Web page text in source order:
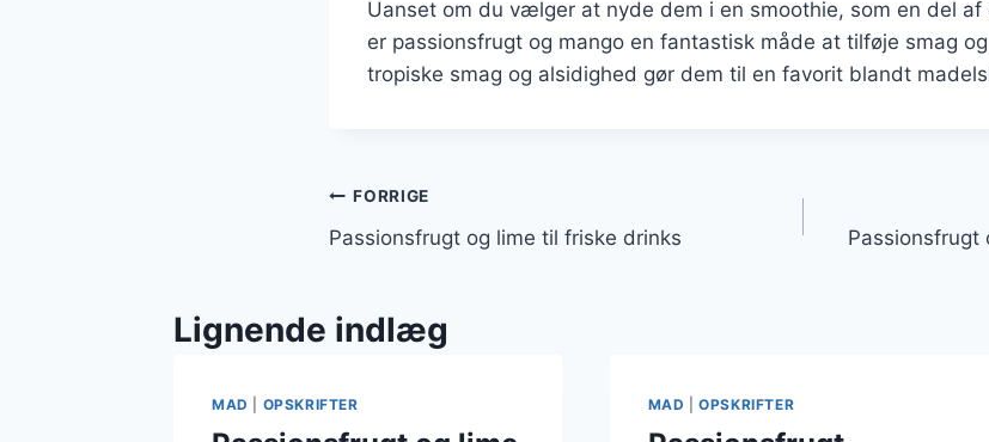
Uanset om du vælger at nyde dem i en smoothie, som en del
er passionsfrugt og mango en fantastisk måde at tilføje smag
tropiske smag og alsidighed gør dem til en favorit blandt
Indlægsnavigation
FORRIGE
Passionsfrugt og lime til friske drinks Passionsfrugt
Lignende indlæg
MAD OPSKRIFTER MAD |OPSKRIFTER